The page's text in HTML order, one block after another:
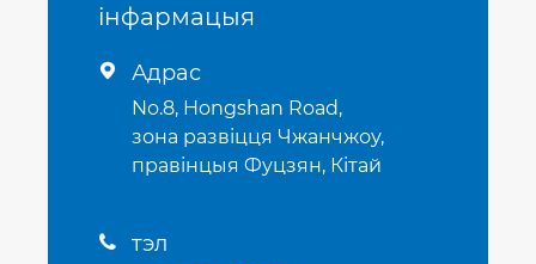
інфармацыя
 Адрас
No.8, Hongshan Road,
зона развіцця Чжанчжоу,
правінцыя Фуцзян, Кітай
 тэл